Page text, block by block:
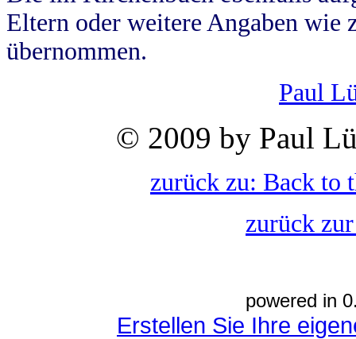
Eltern oder weitere Angaben wie
übernommen.
Paul
© 2009 by Paul
zurück zu: Back to
zurück
powered in
Erstellen Sie Ihre